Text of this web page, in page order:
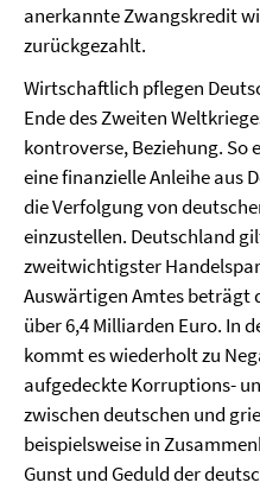
anerkannte Zwangskredit
zurückgezahlt.
Wirtschaftlich pflegen
Ende des Zweiten
kontroverse, Beziehung. So
eine finanzielle Anleihe aus
die Verfolgung von
einzustellen. Deutschland
zweitwichtigster
Auswärtigen Amtes beträgt
über 6,4 Milliarden Euro. In
kommt es wiederholt zu
aufgedeckte Korruptions-
zwischen deutschen und
beispielsweise in
Gunst und Geduld der